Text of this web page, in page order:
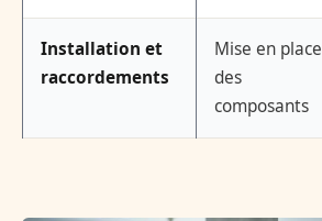
Installation et
raccordements
Mise en place
des
composants